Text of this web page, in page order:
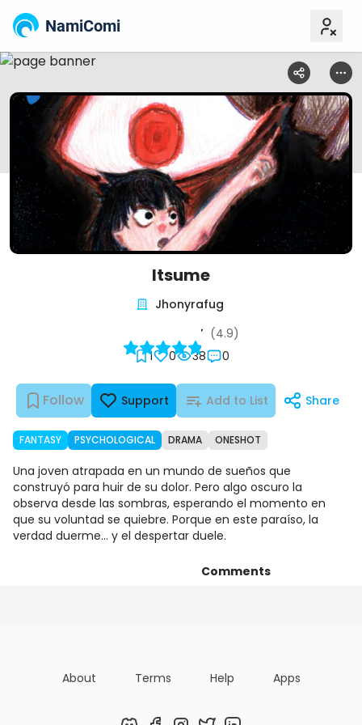
NamiComi
Itsume
Follow Support Add to List Share
1 0 38 0
(4.9)
Jhonyrafug
FANTASY PSYCHOLOGICAL DRAMA ONESHOT
Una joven atrapada en un mundo de sueños que
construyó para huir de su dolor. Pero algo oscuro la
observa desde las sombras, esperando el momento en
que su voluntad se quiebre. Porque en este paraíso, la
verdad duerme… y el despertar duele.
Comments
About Terms Help Apps